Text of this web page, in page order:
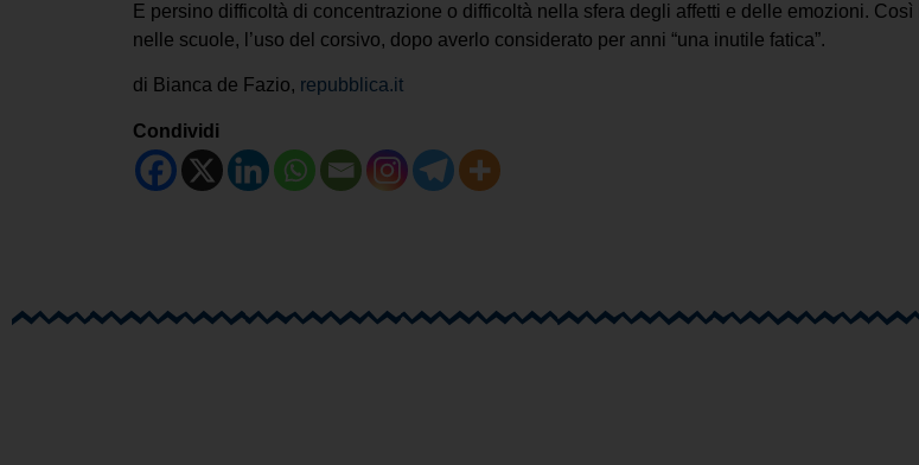
E persino difficoltà di concentrazione o difficoltà nella sfera degli affetti e delle emozioni.
nelle scuole, l’uso del corsivo, dopo averlo considerato per anni “una inutile fatica”.
di Bianca de Fazio, repubblica.it
Condividi